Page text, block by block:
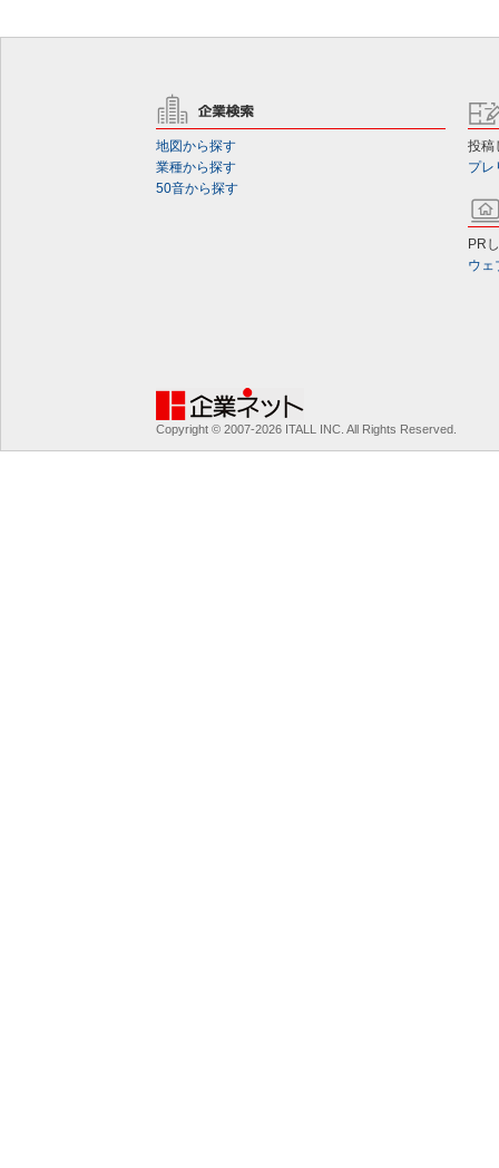
地図から探す
業種から探す
50音から探す
投稿
プレ
PR
ウェ
Copyright © 2007-2026 ITALL INC. All Rights Reserved.